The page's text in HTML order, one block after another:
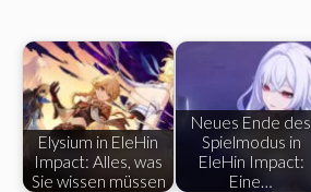
Elysium in EleHin
Impact: Alles, was
Sie wissen müssen
Neues Ende des
Spielmodus in
EleHin Impact:
Eine…